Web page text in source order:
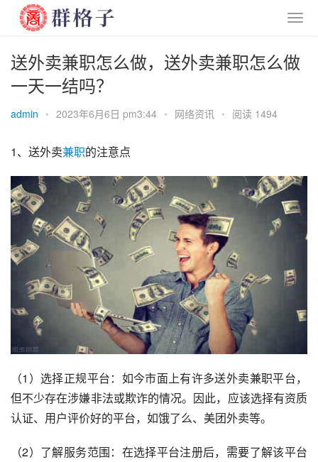
送外卖兼职怎么做，送外卖兼职怎么做
一天一结吗？
admin • 2023年6月6日 pm3:44 • 网络资讯 • 阅读 1494
1、送外卖兼职的注意点
（1）选择正规平台：如今市面上有许多送外卖兼职平台，
但不少存在涉嫌非法或欺诈的情况。因此，应该选择有资质
认证、用户评价好的平台，如饿了么、美团外卖等。
（2）了解服务范围：在选择平台注册后，需要了解该平台